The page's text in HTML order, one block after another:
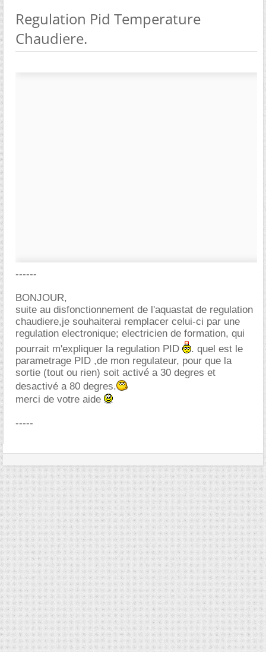
Regulation Pid Temperature
Chaudiere.
------
BONJOUR,
suite au disfonctionnement de l'aquastat de regulation
chaudiere,je souhaiterai remplacer celui-ci par une
regulation electronique; electricien de formation, qui
pourrait m'expliquer la regulation PID
. quel est le
parametrage PID ,de mon regulateur, pour que la
sortie (tout ou rien) soit activé a 30 degres et
desactivé a 80 degres.
merci de votre aide
-----